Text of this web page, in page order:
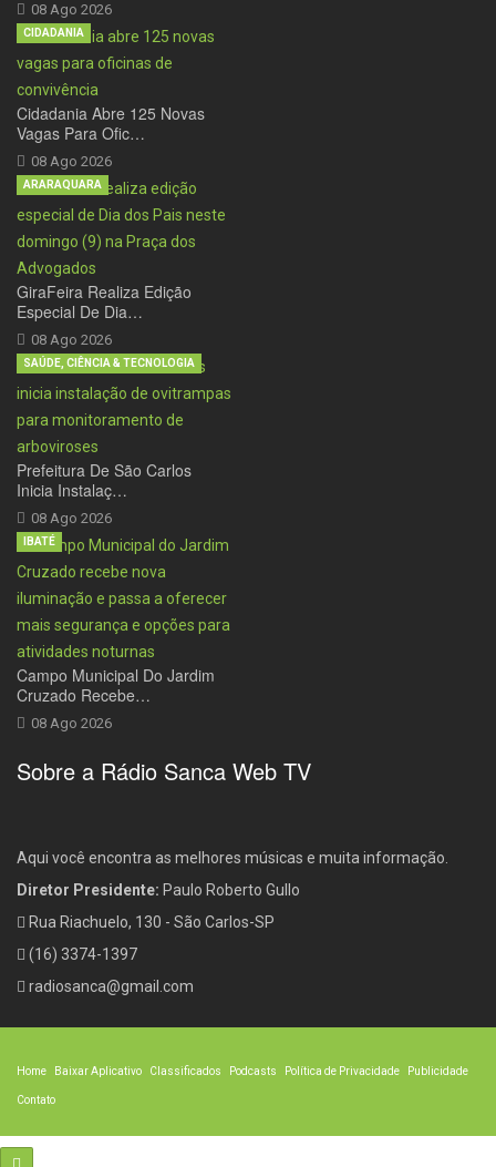
08 Ago 2026
Cidadania Abre 125 Novas
Vagas Para Ofic…
08 Ago 2026
CIDADANIA
GiraFeira Realiza Edição
Especial De Dia…
08 Ago 2026
ARARAQUARA
Prefeitura De São Carlos
Inicia Instalaç…
08 Ago 2026
SAÚDE, CIÊNCIA & TECNOLOGIA
Campo Municipal Do Jardim
Cruzado Recebe…
08 Ago 2026
IBATÉ
Sobre a Rádio Sanca Web TV
Aqui você encontra as melhores músicas e muita informação.
Diretor Presidente: Paulo Roberto Gullo
Rua Riachuelo, 130 - São Carlos-SP
(16) 3374-1397
radiosanca@gmail.com
Home Baixar Aplicativo Classificados Podcasts Política de Privacidade Publicidade
Contato